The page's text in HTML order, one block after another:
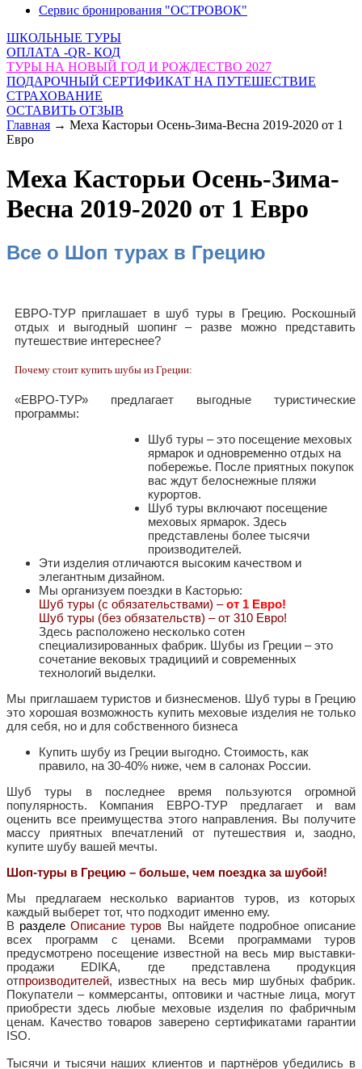
Сервис бронирования "ОСТРОВОК"
ШКОЛЬНЫЕ ТУРЫ
ОПЛАТА -QR- КОД
ТУРЫ НА НОВЫЙ ГОД И РОЖДЕСТВО 2027
ПОДАРОЧНЫЙ СЕРТИФИКАТ НА ПУТЕШЕСТВИЕ
СТРАХОВАНИЕ
ОСТАВИТЬ ОТЗЫВ
Главная → Меха Касторьи Осень-Зима-Весна 2019-2020 от 1
Евро
Меха Касторьи Осень-Зима-
Весна 2019-2020 от 1 Евро
Все о Шоп турах в Грецию
ЕВРО-ТУР приглашает в шуб туры в Грецию. Роскошный
отдых и выгодный шопинг – разве можно представить
путешествие интереснее?
Почему стоит купить шубы из Греции:
«ЕВРО-ТУР» предлагает выгодные туристические
программы:
Шуб туры – это посещение меховых
ярмарок и одновременно отдых на
побережье. После приятных покупок
вас ждут белоснежные пляжи
курортов.
Шуб туры включают посещение
меховых ярмарок. Здесь
представлены более тысячи
производителей.
Эти изделия отличаются высоким качеством и
элегантным дизайном.
Мы организуем поездки в Касторью:
Шуб туры (с обязательствами) –от 1 Евро!
Шуб туры (без обязательств) – от 310 Евро!
Здесь расположено несколько сотен
специализированных фабрик. Шубы из Греции – это
сочетание вековых традициий и современных
технологий выделки.
Мы приглашаем туристов и бизнесменов. Шуб туры в Грецию
это хорошая возможность купить меховые изделия не только
для себя, но и для собственного бизнеса
Купить шубу из Греции выгодно. Стоимость, как
правило, на 30-40% ниже, чем в салонах России.
Шуб туры в последнее время пользуются огромной
популярность. Компания ЕВРО-ТУР предлагает и вам
оценить все преимущества этого направления. Вы получите
массу приятных впечатлений от путешествия и, заодно,
купите шубу вашей мечты.
Шоп-туры в Грецию – больше, чем поездка за шубой!
Мы предлагаем несколько вариантов туров, из которых
каждый выберет тот, что подходит именно ему.
В разделеОписание туров Вы найдете подробное описание
всех программ с ценами. Всеми программами туров
предусмотрено посещение известной на весь мир выставки-
продажи EDIKA, где представлена продукция
отпроизводителей, известных на весь мир шубных фабрик.
Покупатели – коммерсанты, оптовики и частные лица, могут
приобрести здесь любые меховые изделия по фабричным
ценам. Качество товаров заверено сертификатами гарантии
ISO.
Тысячи и тысячи наших клиентов и партнёров убедились в